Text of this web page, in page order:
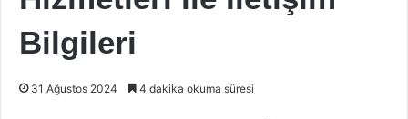
Bilgileri
31 Ağustos 2024 4 dakika okuma süresi